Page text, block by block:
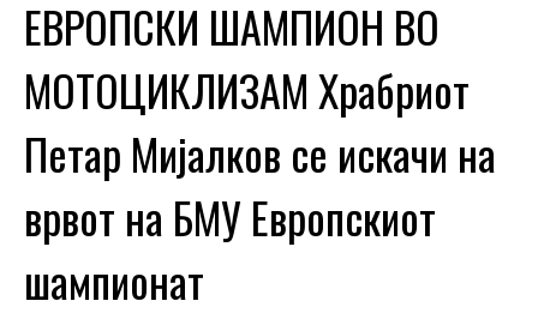
ЕВРОПСКИ ШАМПИОН ВО
МОТОЦИКЛИЗАМ Храбриот
Петар Мијалков се искачи на
врвот на БМУ Европскиот
шампионат